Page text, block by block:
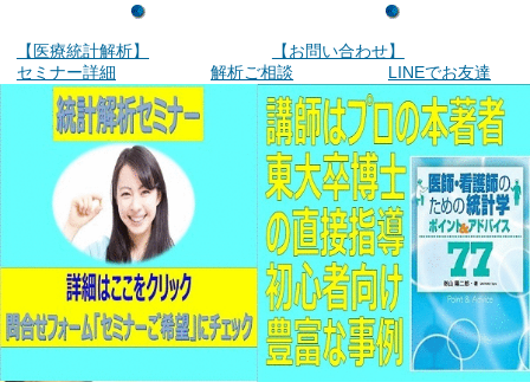
【医療統計解析】
【お問い合わせ】
セミナー詳細
解析ご相談 LINEでお友達